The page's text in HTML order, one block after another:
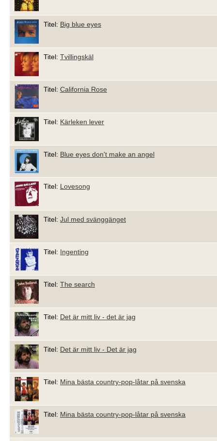
Titel: Big blue eyes
Titel: Tvillingskäl
Titel: California Rose
Titel: Kärleken lever
Titel: Blue eyes don't make an angel
Titel: Lovesong
Titel: Jul med svänggänget
Titel: Ingenting
Titel: The search
Titel: Det är mitt liv - det är jag
Titel: Det är mitt liv - Det är jag
Titel: Mina bästa country-pop-låtar på svenska
Titel: Mina bästa country-pop-låtar på svenska